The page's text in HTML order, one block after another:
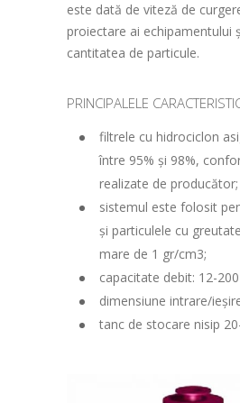
este dată de viteză de
proiectare ai echipamentului
cantitatea de particule.
PRINCIPALELE
filtrele cu hidrociclon
între 95% şi 98%,
realizate de producător;
sistemul este folosit
şi particulele cu
mare de 1 gr/cm3;
capacitate debit: 12-200
dimensiune intrare/
tanc de stocare nisip